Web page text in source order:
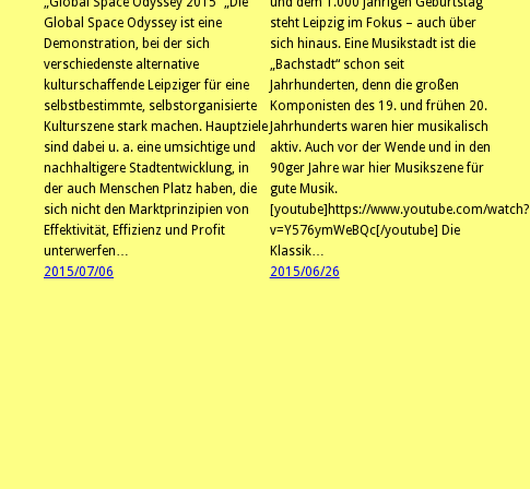
Global Space Odyssey ist eine
Demonstration, bei der sich
verschiedenste alternative
kulturschaffende Leipziger für eine
selbstbestimmte, selbstorganisierte
Kulturszene stark machen. Hauptziele
sind dabei u. a. eine umsichtige und
nachhaltigere Stadtentwicklung, in
der auch Menschen Platz haben, die
sich nicht den Marktprinzipien von
Effektivität, Effizienz und Profit
unterwerfen…
2015/07/06
steht Leipzig im Fokus – auch über
sich hinaus. Eine Musikstadt ist die
„Bachstadt“ schon seit
Jahrhunderten, denn die großen
Komponisten des 19. und frühen 20.
Jahrhunderts waren hier musikalisch
aktiv. Auch vor der Wende und in den
90ger Jahre war hier Musikszene für
gute Musik.
[youtube]https://www.youtube.com/watch?
v=Y576ymWeBQc[/youtube] Die
Klassik…
2015/06/26